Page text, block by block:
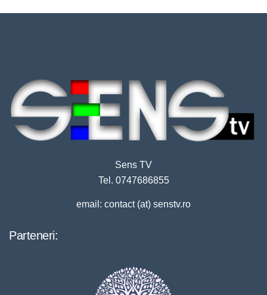
Sens TV
Tel. 0747686855
email: contact (at) senstv.ro
Parteneri: